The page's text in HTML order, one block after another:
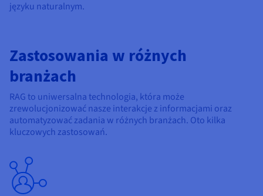
języku naturalnym.
Zastosowania w różnych
branżach
RAG to uniwersalna technologia, która może
zrewolucjonizować nasze interakcje z informacjami oraz
automatyzować zadania w różnych branżach. Oto kilka
kluczowych zastosowań.